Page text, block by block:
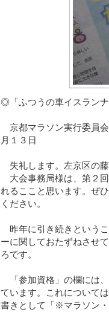
◎「ふつうの車イスラン
京都マラソン実
月１３日
失礼します。左京区の
大会事務局様は、第２
れるここと思います。ぜ
ください。
昨年に引き続きという
ーに関しておたずねさせ
ろです。
「参加資格」の欄には
ています。これについて
書きとして「※マラソン